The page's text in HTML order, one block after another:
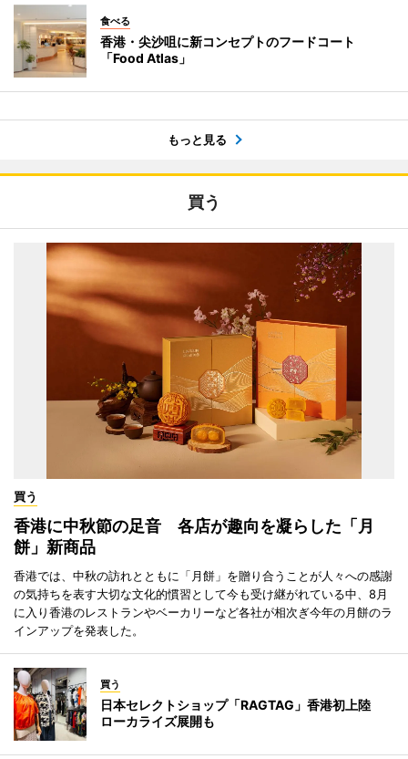
食べる
香港・尖沙咀に新コンセプトのフードコート
「Food Atlas」
もっと見る
買う
買う
香港に中秋節の足音 各店が趣向を凝らした「月
餅」新商品
香港では、中秋の訪れとともに「月餅」を贈り合うことが人々への感謝
の気持ちを表す大切な文化的慣習として今も受け継がれている中、8月
に入り香港のレストランやベーカリーなど各社が相次ぎ今年の月餅のラ
インアップを発表した。
買う
日本セレクトショップ「RAGTAG」香港初上陸
ローカライズ展開も